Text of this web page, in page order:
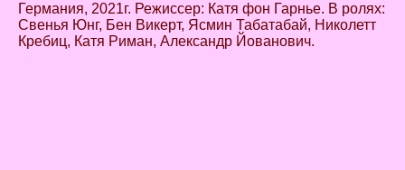
Германия, 2021г. Режиссер: Катя фон Гарнье. В ролях:
Свенья Юнг, Бен Викерт, Ясмин Табатабай, Николетт
Кребиц, Катя Риман, Александр Йованович.